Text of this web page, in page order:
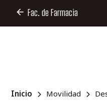
Fac. de Farmacia
Inicio Movilidad